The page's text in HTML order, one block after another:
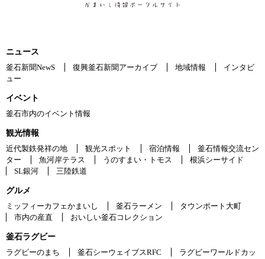
ニュース
釜石新聞NewS
復興釜石新聞アーカイブ 地域情報
インタビ
ュー
イベント
釜石市内のイベント情報
観光情報
近代製鉄発祥の地
観光スポット 宿泊情報
釜石情報交流セン
ター
魚河岸テラス うのすまい・トモス
根浜シーサイド
SL銀河
三陸鉄道
グルメ
ミッフィーカフェかまいし
釜石ラーメン
タウンポート大町
市内の産直
おいしい釜石コレクション
釜石ラグビー
ラグビーのまち
釜石シーウェイブスRFC ラグビーワールドカッ